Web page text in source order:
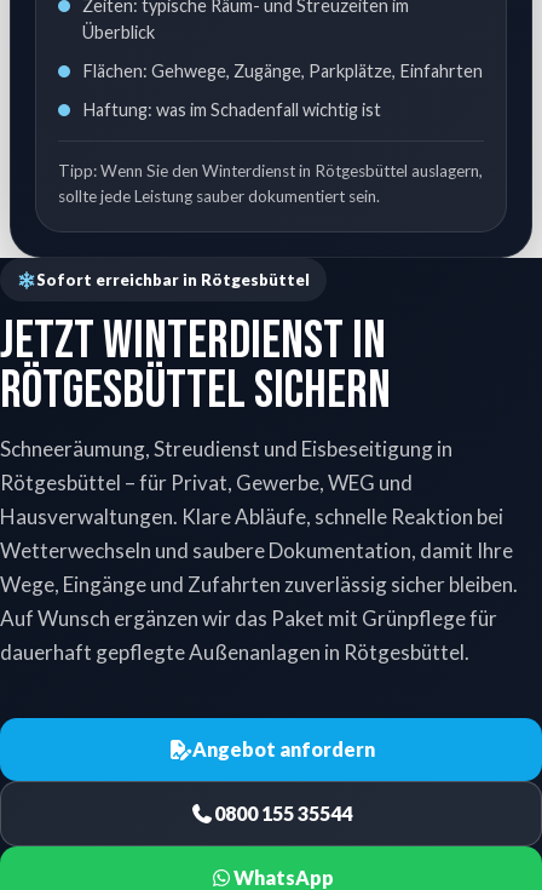
Zeiten: typische Räum- und Streuzeiten im
Überblick
Flächen: Gehwege, Zugänge, Parkplätze, Einfahrten
Haftung: was im Schadenfall wichtig ist
Tipp: Wenn Sie den Winterdienst in Rötgesbüttel auslagern,
sollte jede Leistung sauber dokumentiert sein.
Sofort erreichbar in Rötgesbüttel
Jetzt Winterdienst in
Rötgesbüttel sichern
Schneeräumung, Streudienst und Eisbeseitigung in
Rötgesbüttel – für Privat, Gewerbe, WEG und
Hausverwaltungen. Klare Abläufe, schnelle Reaktion bei
Wetterwechseln und saubere Dokumentation, damit Ihre
Wege, Eingänge und Zufahrten zuverlässig sicher bleiben.
Auf Wunsch ergänzen wir das Paket mit Grünpflege für
dauerhaft gepflegte Außenanlagen in Rötgesbüttel.
Angebot anfordern
0800 155 35544
WhatsApp